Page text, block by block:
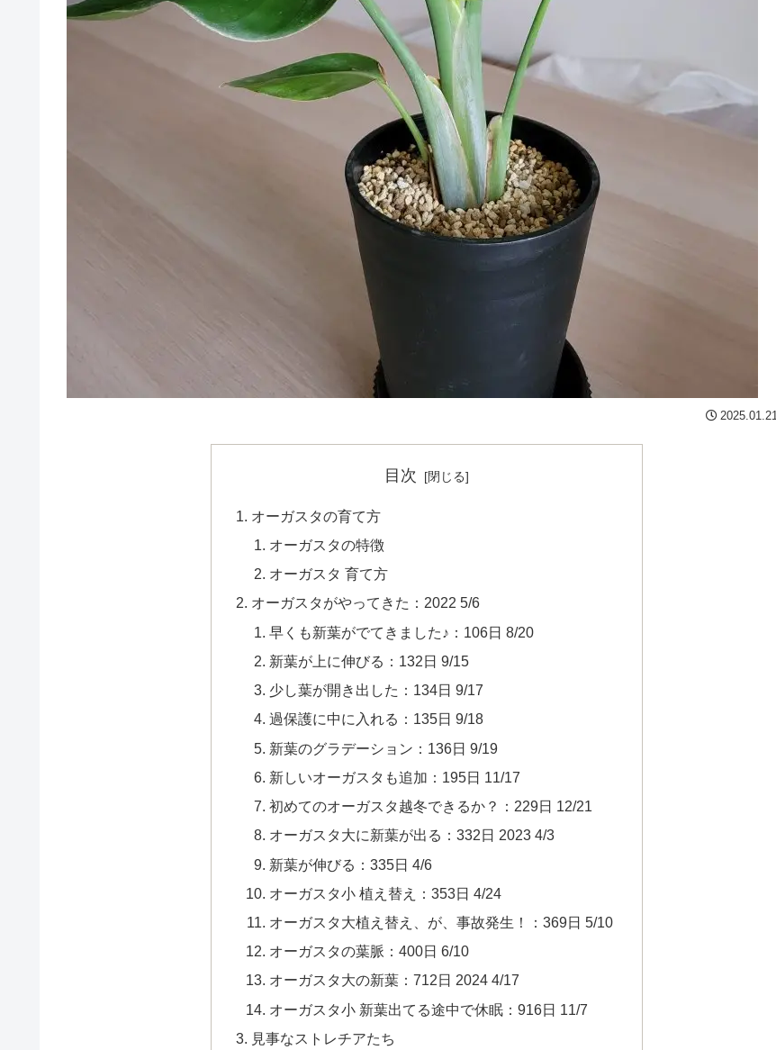
2025.01.21
目次
オーガスタの育て方
オーガスタの特徴
オーガスタ 育て方
オーガスタがやってきた：2022 5/6
早くも新葉がでてきました♪：106日 8/20
新葉が上に伸びる：132日 9/15
少し葉が開き出した：134日 9/17
過保護に中に入れる：135日 9/18
新葉のグラデーション：136日 9/19
新しいオーガスタも追加：195日 11/17
初めてのオーガスタ越冬できるか？：229日 12/21
オーガスタ大に新葉が出る：332日 2023 4/3
新葉が伸びる：335日 4/6
オーガスタ小 植え替え：353日 4/24
オーガスタ大植え替え、が、事故発生！：369日 5/10
オーガスタの葉脈：400日 6/10
オーガスタ大の新葉：712日 2024 4/17
オーガスタ小 新葉出てる途中で休眠：916日 11/7
見事なストレチアたち